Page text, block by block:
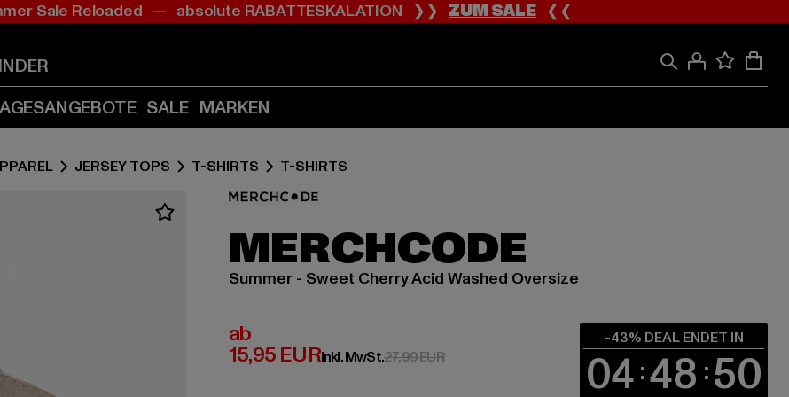
Zum
(Enter
drücken)
Zum
(Enter
drücken)
Sale Reloaded — absolute RABATTESKALATION ❯❯ZUM SALE❮❮
SALE MARKEN
JERSEY TOPS T-SHIRTS T-SHIRTS
MERCHCODE
Summer - Sweet Cherry Acid Washed Oversize
ab
15,95 EUR
Derzeitiger Preis: ab 15,95 EUR
inkl. MwSt.27,99 EURAktionspreis: 27,99 EUR
-43% DEAL ENDET IN
04 48 49